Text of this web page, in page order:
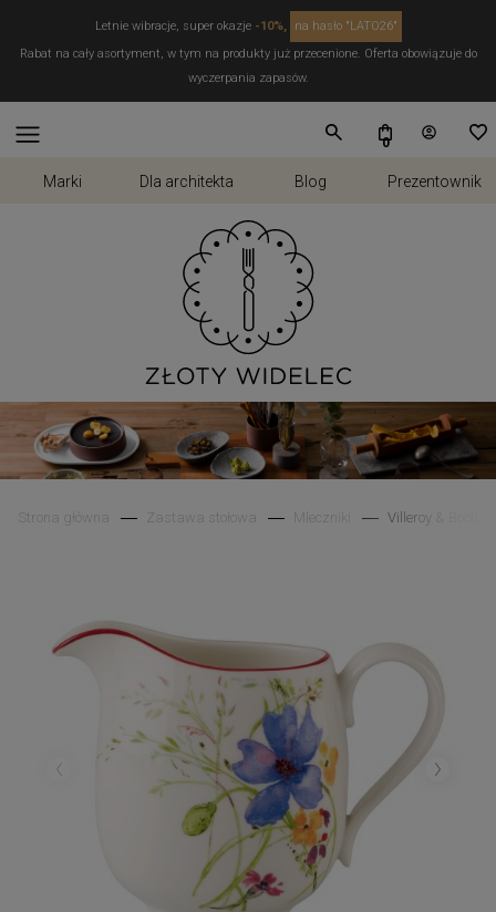
Letnie wibracje, super okazje -10%,
na hasło "LATO26"
Rabat na cały asortyment, w tym na produkty już przecenione. Oferta obowiązuje do
wyczerpania zapasów.
Marki Dla architekta Blog Prezentownik
Strona główna Zastawa stołowa Mleczniki Villeroy & Boch